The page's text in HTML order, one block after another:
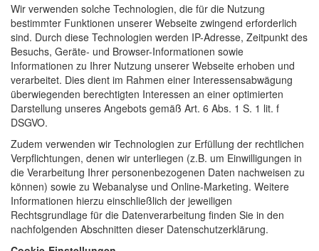
Wir verwenden solche Technologien, die für die Nutzung
bestimmter Funktionen unserer Webseite zwingend erforderlich
sind. Durch diese Technologien werden IP-Adresse, Zeitpunkt des
Besuchs, Geräte- und Browser-Informationen sowie
Informationen zu Ihrer Nutzung unserer Webseite erhoben und
verarbeitet. Dies dient im Rahmen einer Interessensabwägung
überwiegenden berechtigten Interessen an einer optimierten
Darstellung unseres Angebots gemäß Art. 6 Abs. 1 S. 1 lit. f
DSGVO.
Zudem verwenden wir Technologien zur Erfüllung der rechtlichen
Verpflichtungen, denen wir unterliegen (z.B. um Einwilligungen in
die Verarbeitung Ihrer personenbezogenen Daten nachweisen zu
können) sowie zu Webanalyse und Online-Marketing. Weitere
Informationen hierzu einschließlich der jeweiligen
Rechtsgrundlage für die Datenverarbeitung finden Sie in den
nachfolgenden Abschnitten dieser Datenschutzerklärung.